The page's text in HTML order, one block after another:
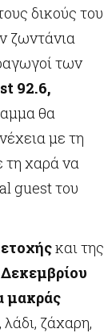
δικούς του
ζωντάνια
των
92.6,
θα
με τη
τη χαρά να
guest του
και της
μακράς
ζάχαρη,